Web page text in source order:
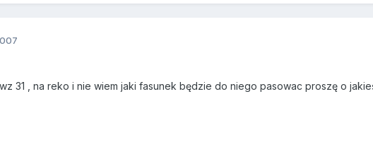
wz 31 , na reko i nie wiem jaki fasunek będzie do niego pasowac proszę o